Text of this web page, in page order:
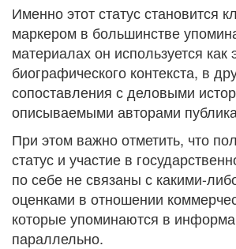
Именно этот статус становится
маркером в большинстве
материалах он используется как
биографического контекста, в
сопоставления с деловыми
описываемыми авторами
При этом важно отметить, что
статус и участие в
по себе не связаны с какими-
оценками в отношении
которые упоминаются в
параллельно.